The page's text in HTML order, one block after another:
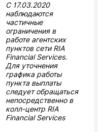
С 17.03.2020
наблюдаются
частичные
ограничения в
работе агентских
пунктов сети RIA
Financial Services.
Для уточнения
графика работы
пункта выплаты
следует обращаться
непосредственно в
колл-центр RIA
Financial Services